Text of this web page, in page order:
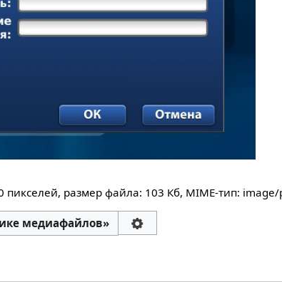
пикселей, размер файла: 103 Кб, MIME-тип: image/
медиафайлов»